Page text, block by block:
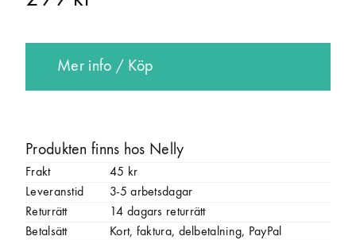
Mer info / Köp
Produkten finns hos Nelly
Frakt
45 kr
Leveranstid
3-5 arbetsdagar
Returrätt
14 dagars returrätt
Betalsätt
Kort, faktura, delbetalning, PayPal